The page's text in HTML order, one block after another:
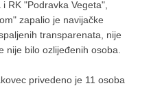
RK "Podravka Vegeta",
zapalio je navijačke
transparenata, nije
nije bilo ozlijeđenih osoba.
privedeno je 11 osoba